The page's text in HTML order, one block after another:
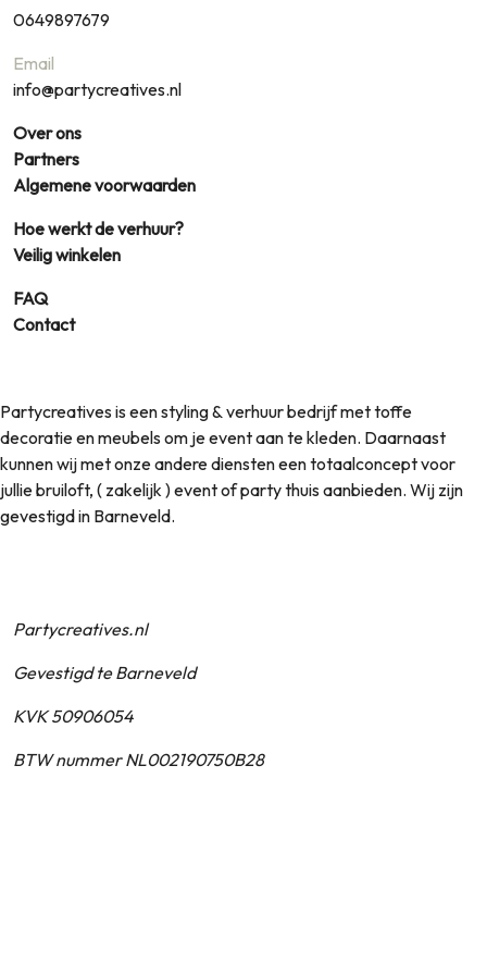
0649897679
Email
info@partycreatives.nl
Over ons
Partners
Algemene voorwaarden
Hoe werkt de verhuur?
Veilig winkelen
FAQ
Contact
Partycreatives is een styling & verhuur bedrijf met toffe
decoratie en meubels om je event aan te kleden. Daarnaast
kunnen wij met onze andere diensten een totaalconcept voor
jullie bruiloft, ( zakelijk ) event of party thuis aanbieden. Wij zijn
gevestigd in Barneveld.
Partycreatives.nl
Gevestigd te Barneveld
KVK 50906054
BTW nummer NL002190750B28